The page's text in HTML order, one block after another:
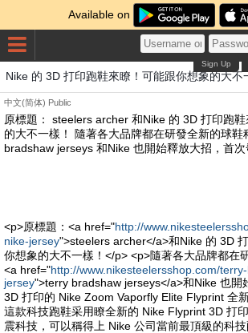
Available on
Sign Up
Nike 的 3D 打印跑鞋來瞭！可能跟你想象的大不
中文(简体) Public
原標題： steelers archer 和Nike 的 3D 打印跑
的大不一樣！ 隨著各大品牌都在研發全新的球鞋
bradshaw jerseys 和Nike 也開始釋放大招，首
<p>原標題：<a href="http://
nike-jersey">steelers archer</a>和Nike 的 3D
你想象的大不一樣！</p> <p>隨著各大品牌都在
<a href="http://www.nikesteelersshop.com/
jersey">terry bradshaw jerseys</a>和Nike 也開
3D 打印的 Nike Zoom Vaporfly Elite Flyprint 全
這款科技跑鞋采用瞭全新的 Nike Flyprint 3D 打
震科技，可以稱得上 Nike 公司當前最頂級的科